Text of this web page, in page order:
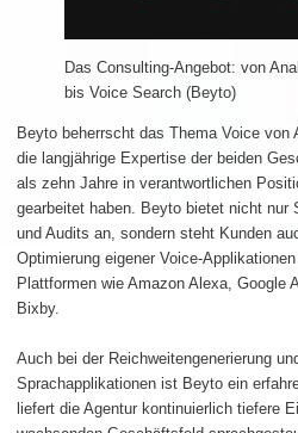
Das Consulting-Angebot: von
bis Voice Search (Beyto)
Beyto beherrscht das Thema Voice von
die langjährige Expertise der beiden
als zehn Jahre in verantwortlichen
gearbeitet haben. Beyto bietet nicht nur
und Audits an, sondern steht Kunden
Optimierung eigener Voice-
Plattformen wie Amazon Alexa, Google
Bixby.
Auch bei der Reichweitengenerierung
Sprachapplikationen ist Beyto ein
liefert die Agentur kontinuierlich tiefere